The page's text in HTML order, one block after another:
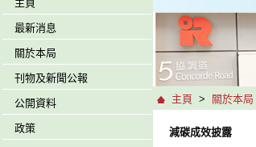
主頁
最新消息
關於本局
刊物及新聞公報
公開資料
政策
主頁 > 關於本局
減碳成效披露